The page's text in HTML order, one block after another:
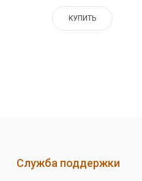
КУПИТЬ
Служба поддержки